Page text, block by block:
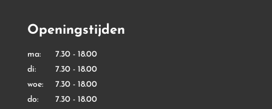
Openingstijden
ma: 7.30 - 18.00
di: 7.30 - 18.00
woe: 7.30 - 18.00
do: 7.30 - 18.00